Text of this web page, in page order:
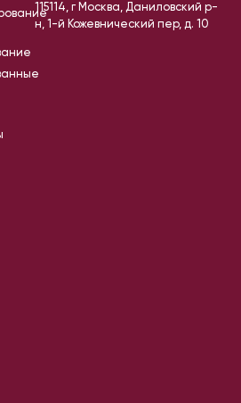
115114, г Москва, Даниловский р-
н, 1-й Кожевнический пер, д. 10